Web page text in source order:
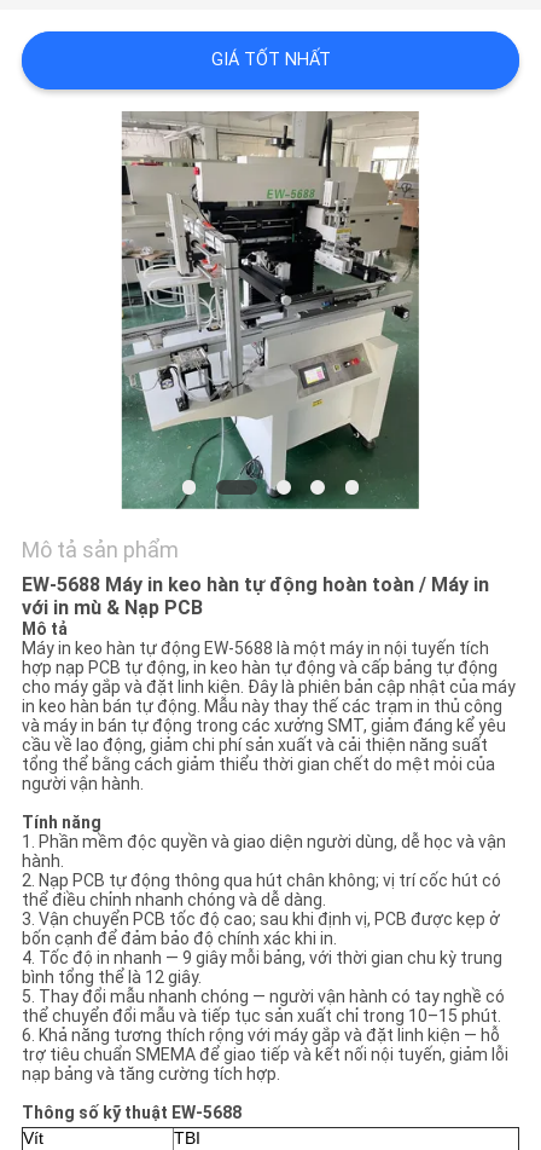
LƯỢNG
SHOPPING
LINE
SƠ
ĐỒ
TRANG
WEB
CHÍNH
SÁCH
BẢO
MẬT
GIÁ TỐT NHẤT
Mô tả sản phẩm
EW-5688 Máy in keo hàn tự động hoàn toàn / Máy in
với in mù & Nạp PCB
Mô tả
Máy in keo hàn tự động EW-5688 là một máy in nội tuyến tích
hợp nạp PCB tự động, in keo hàn tự động và cấp bảng tự động
cho máy gắp và đặt linh kiện. Đây là phiên bản cập nhật của máy
in keo hàn bán tự động. Mẫu này thay thế các trạm in thủ công
và máy in bán tự động trong các xưởng SMT, giảm đáng kể yêu
cầu về lao động, giảm chi phí sản xuất và cải thiện năng suất
tổng thể bằng cách giảm thiểu thời gian chết do mệt mỏi của
người vận hành.
Tính năng
1. Phần mềm độc quyền và giao diện người dùng, dễ học và vận
hành.
2. Nạp PCB tự động thông qua hút chân không; vị trí cốc hút có
thể điều chỉnh nhanh chóng và dễ dàng.
3. Vận chuyển PCB tốc độ cao; sau khi định vị, PCB được kẹp ở
bốn cạnh để đảm bảo độ chính xác khi in.
4. Tốc độ in nhanh — 9 giây mỗi bảng, với thời gian chu kỳ trung
bình tổng thể là 12 giây.
5. Thay đổi mẫu nhanh chóng — người vận hành có tay nghề có
thể chuyển đổi mẫu và tiếp tục sản xuất chỉ trong 10–15 phút.
6. Khả năng tương thích rộng với máy gắp và đặt linh kiện — hỗ
trợ tiêu chuẩn SMEMA để giao tiếp và kết nối nội tuyến, giảm lỗi
nạp bảng và tăng cường tích hợp.
Thông số kỹ thuật EW-5688
Vít
TBI